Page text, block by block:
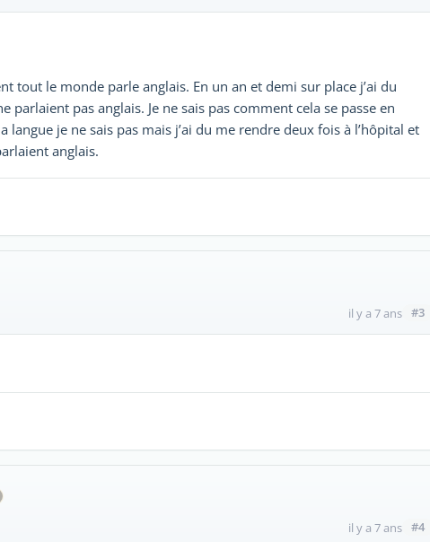
tout le monde parle anglais. En un an et demi sur place j’ai du
parlaient pas anglais. Je ne sais pas comment cela se passe en
je ne sais pas mais j’ai du me rendre deux fois à l’hôpital et
anglais.
il y a 7 ans #3
il y a 7 ans #4